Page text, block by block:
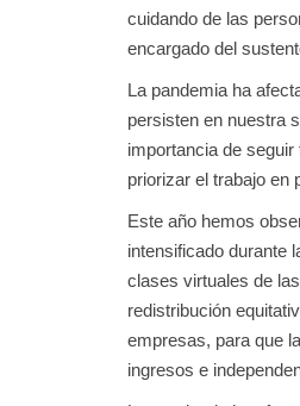
cuidando de las
encargado del
La pandemia ha
persisten en nuestra
importancia de
priorizar el trabajo en
Este año hemos
intensificado durante
clases virtuales de
redistribución
empresas, para que
ingresos e